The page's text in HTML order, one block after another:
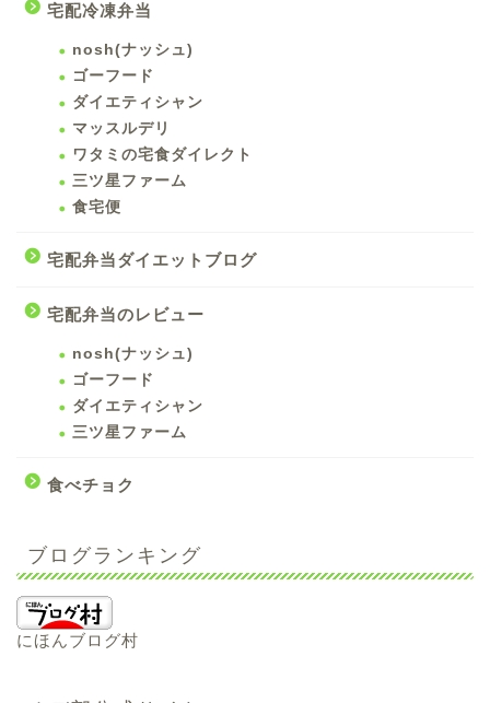
宅配冷凍弁当
nosh(ナッシュ)
ゴーフード
ダイエティシャン
マッスルデリ
ワタミの宅食ダイレクト
三ツ星ファーム
食宅便
宅配弁当ダイエットブログ
宅配弁当のレビュー
nosh(ナッシュ)
ゴーフード
ダイエティシャン
三ツ星ファーム
食べチョク
ブログランキング
にほんブログ村